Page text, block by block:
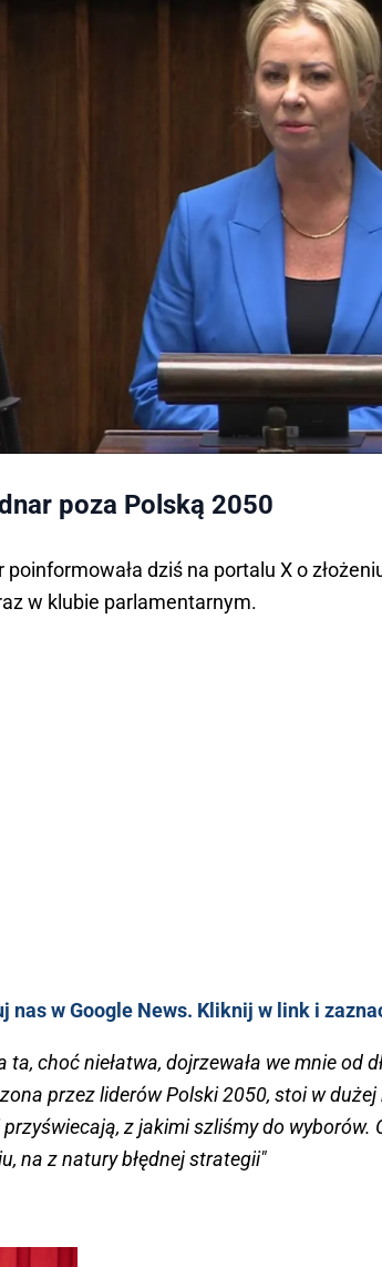
poza Polską 2050
poinformowała dziś na portalu X o
w klubie parlamentarnym.
nas w Google News. Kliknij w link i
ta, choć niełatwa, dojrzewała we mnie od
przez liderów Polski 2050, stoi w
z jakimi szliśmy do wyborów.
na z natury błędnej strategii"